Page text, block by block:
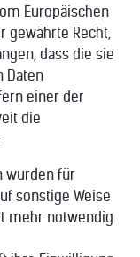
Europäischen
gewährte Recht,
dass die sie
Daten
einer der
die
wurden für
sonstige Weise
mehr notwendig